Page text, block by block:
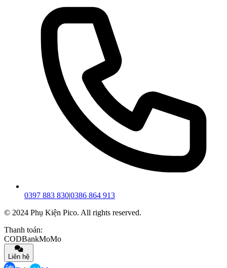
0397 883 830|0386 864 913
© 2024 Phụ Kiện Pico. All rights reserved.
Thanh toán:
CODBankMoMo
Liên hệ